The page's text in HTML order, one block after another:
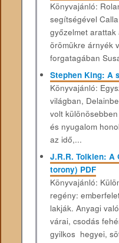
Könyvajánló:
segítségével
győzelmet arattak
örömükre árnyék
forgatagában
Stephen King: A
Könyvajánló:
világban,
volt
és nyugalom
az idő,...
J.R.R. Tolkien: A
torony) PDF
Könyvajánló:
regény:
lakják. Anyagi
várai, csodás
gyilkos hegyei,